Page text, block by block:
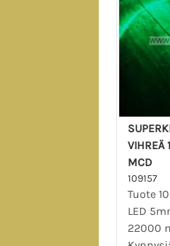
MCD
109157
Tuote
LED
22000